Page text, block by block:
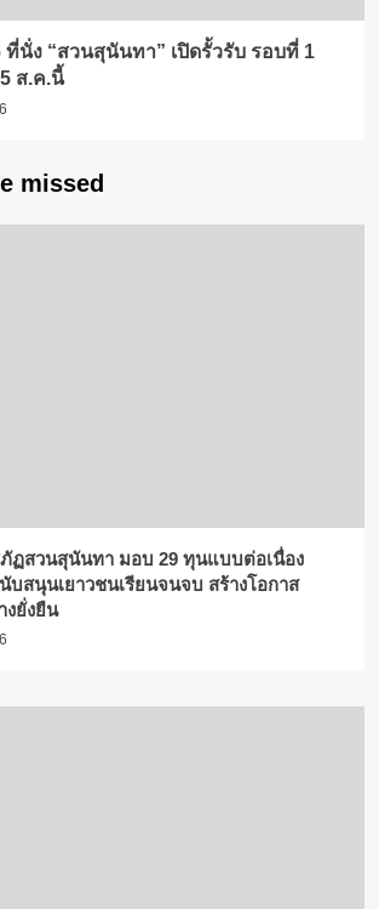
ที่นั่ง “สวนสุนันทา” เปิดรั้วรับ รอบที่ 1
ส.ค.นี้
missed
ฏสวนสุนันทา มอบ 29 ทุนแบบต่อเนื่อง
สนุนเยาวชนเรียนจนจบ สร้างโอกาส
งยั่งยืน